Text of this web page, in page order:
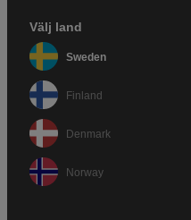
Välj land
Sweden
Finland
Denmark
Norway